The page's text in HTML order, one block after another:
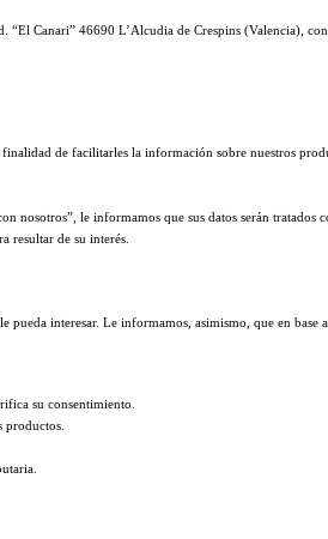
Canari” 46690 L’Alcudia de Crespins (Valencia),
de facilitarles la información sobre nuestros
le informamos que sus datos serán
resultar de su interés.
interesar. Le informamos, asimismo, que en base
su consentimiento.
productos.